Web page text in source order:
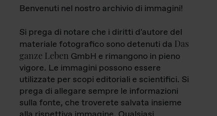
Benvenuti nel nostro archivio di immagini!
Si prega di notare che i diritti d'autore del
materiale fotografico sono detenuti da Das
ganze Leben GmbH e rimangono in pieno
vigore. Le immagini possono essere
utilizzate per scopi editoriali e scientifici. Si
prega di allegare sempre le informazioni
sulla fonte, che troverete salvata insieme